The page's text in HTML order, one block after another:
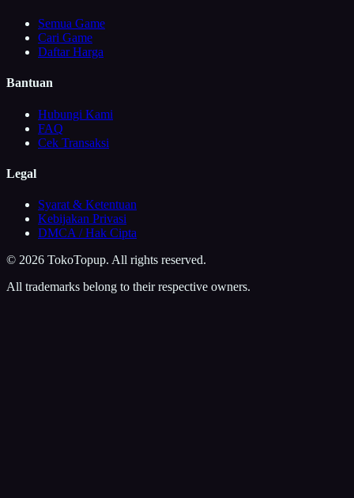
Semua Game
Cari Game
Daftar Harga
Bantuan
Hubungi Kami
FAQ
Cek Transaksi
Legal
Syarat & Ketentuan
Kebijakan Privasi
DMCA / Hak Cipta
© 2026 TokoTopup. All rights reserved.
All trademarks belong to their respective owners.